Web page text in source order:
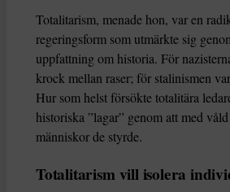
Totalitarism, menade hon, var en
regeringsform som utmärkte sig
uppfattning om historia. För
krock mellan raser; för stalinismen
Hur som helst försökte totalitära
historiska ”lagar” genom att med
människor de styrde.
Totalitarism vill isolera